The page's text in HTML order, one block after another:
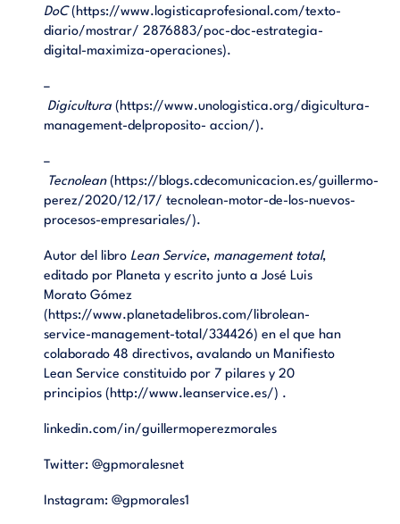
DoC(https://www.logisticaprofesional.com/texto-
diario/mostrar/ 2876883/poc-doc-estrategia-
digital-maximiza-operaciones).
–
Digicultura (https://www.unologistica.org/digicultura-
management-delproposito- accion/ ).
–
Tecnolean(https://blogs.cdecomunicacion.es/guillermo-
perez/2020/12/17/ tecnolean-motor-de-los-nuevos-
procesos-empresariales/ ).
Autor del libro Lean Service, management total,
editado por Planeta y escrito junto a José Luis
Morato Gómez
(https://www.planetadelibros.com/librolean-
service-management-total/334426) en el que han
colaborado 48 directivos, avalando un Manifiesto
Lean Service constituido por 7 pilares y 20
principios (http://www.leanservice.es/ ) .
linkedin.com/in/guillermoperezmorales
Twitter:@gpmoralesnet
Instagram: @gpmorales1